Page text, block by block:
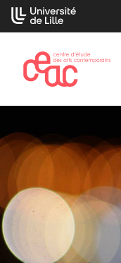
Aller
au
Cookies management